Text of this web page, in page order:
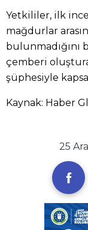
Yetkililer, ilk
mağdurlar
çemberi
şüphesiyle
Kaynak: Haber
25